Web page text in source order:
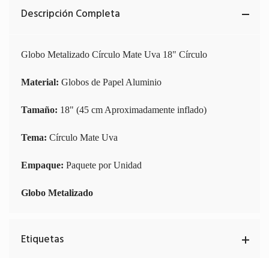
Descripción Completa
Globo Metalizado Círculo Mate Uva 18" Círculo
Material: Globos de Papel Aluminio
Tamaño: 18" (45 cm Aproximadamente inflado)
Tema: Círculo Mate Uva
Empaque: Paquete por Unidad
Globo Metalizado
Etiquetas